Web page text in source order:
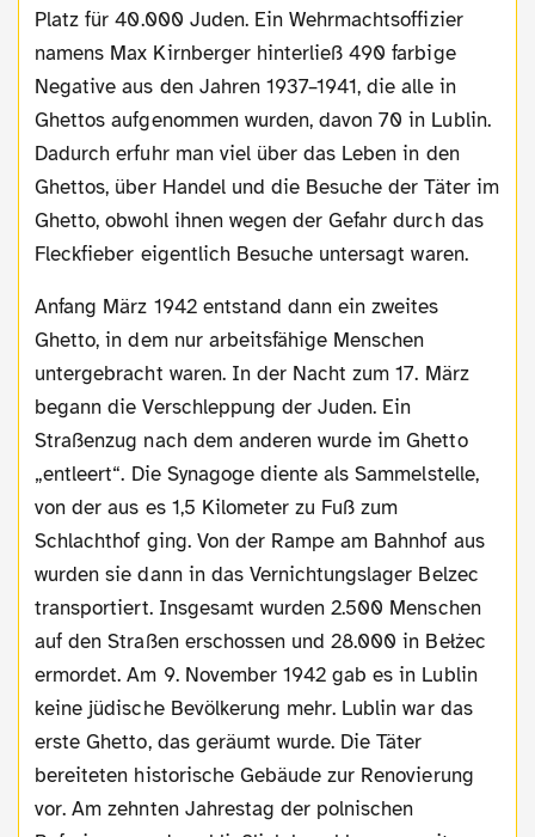
Platz für 40.000 Juden. Ein Wehrmachtsoffizier
namens Max Kirnberger hinterließ 490 farbige
Negative aus den Jahren 1937–1941, die alle in
Ghettos aufgenommen wurden, davon 70 in Lublin.
Dadurch erfuhr man viel über das Leben in den
Ghettos, über Handel und die Besuche der Täter im
Ghetto, obwohl ihnen wegen der Gefahr durch das
Fleckfieber eigentlich Besuche untersagt waren.
Anfang März 1942 entstand dann ein zweites
Ghetto, in dem nur arbeitsfähige Menschen
untergebracht waren. In der Nacht zum 17. März
begann die Verschleppung der Juden. Ein
Straßenzug nach dem anderen wurde im Ghetto
„entleert“. Die Synagoge diente als Sammelstelle,
von der aus es 1,5 Kilometer zu Fuß zum
Schlachthof ging. Von der Rampe am Bahnhof aus
wurden sie dann in das Vernichtungslager Belzec
transportiert. Insgesamt wurden 2.500 Menschen
auf den Straßen erschossen und 28.000 in Bełżec
ermordet. Am 9. November 1942 gab es in Lublin
keine jüdische Bevölkerung mehr. Lublin war das
erste Ghetto, das geräumt wurde. Die Täter
bereiteten historische Gebäude zur Renovierung
vor. Am zehnten Jahrestag der polnischen